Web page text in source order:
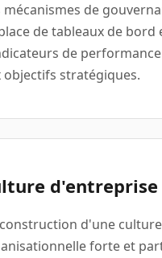
mécanismes de
de tableaux de bord
de
objectifs stratégiques.
d'entreprise
d'une culture
forte et